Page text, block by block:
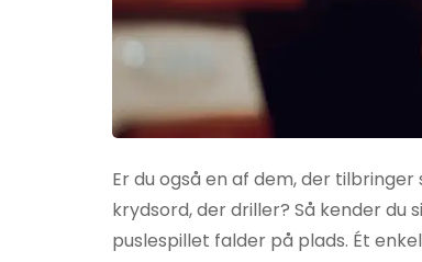
Er du også en af dem, der
krydsord, der driller? Så kender du
puslespillet falder på plads. Ét